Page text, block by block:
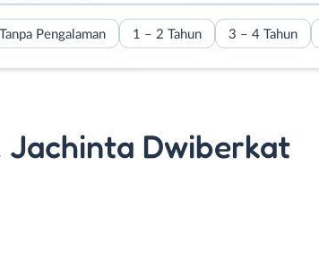
Tanpa Pengalaman 1 – 2 Tahun 3 – 4 Tahun
Jachinta Dwiberkat